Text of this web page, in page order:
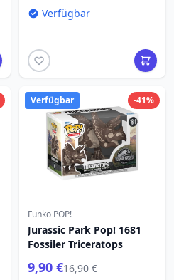
Verfügbar
-41%
Verfügbar
Funko POP!
Jurassic Park Pop! 1681
Fossiler Triceratops
9,90 €16,90 €